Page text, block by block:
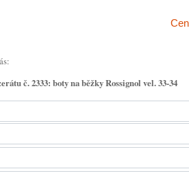
č. 2333: boty na běžky Rossignol vel. 33-34